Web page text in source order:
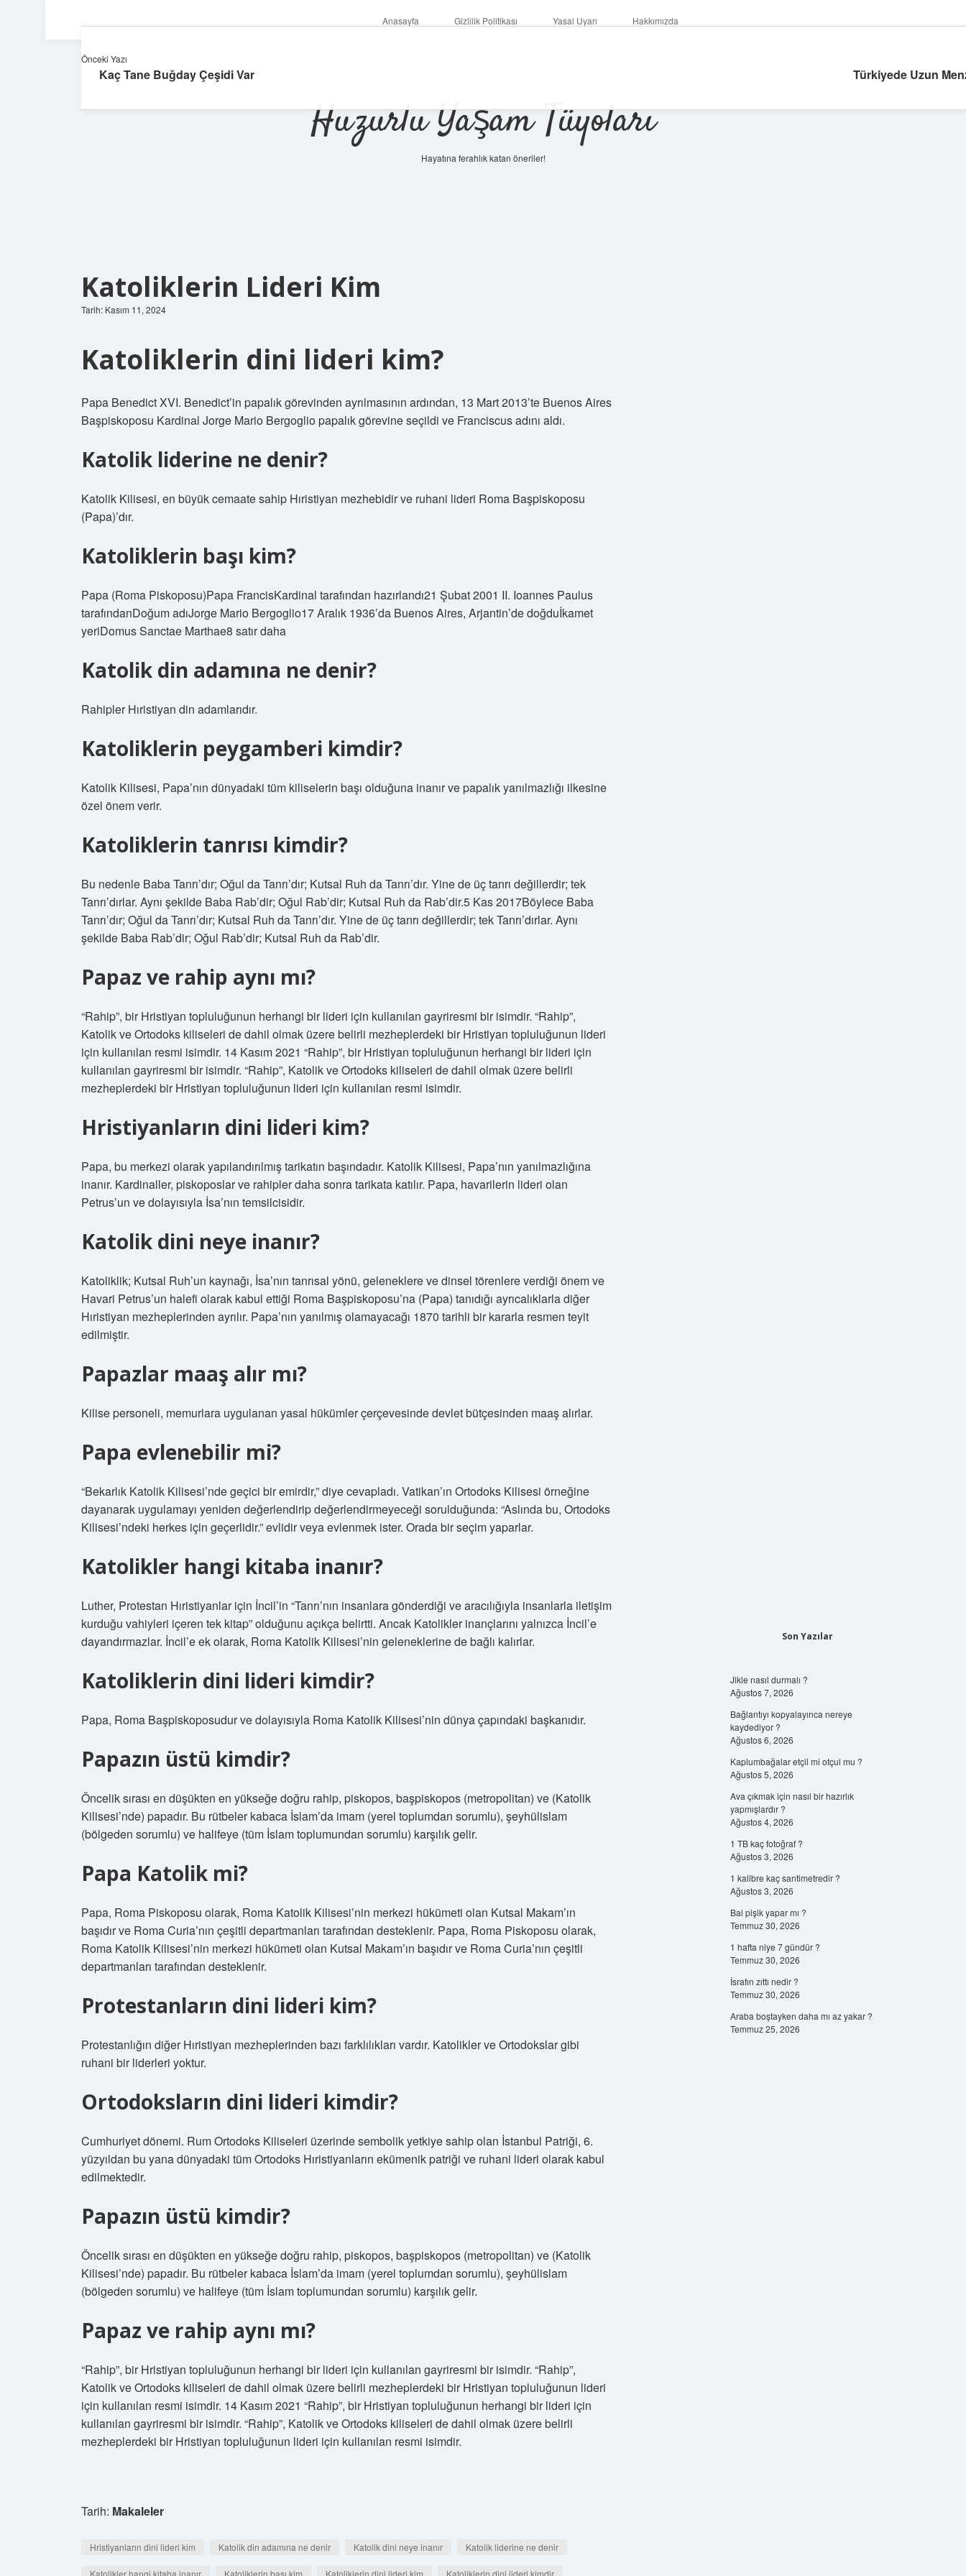
Anasayfa Gizlilik Politikası Yasal Uyarı Hakkımızda
Huzurlu Yaşam Tüyoları
Hayatına ferahlık katan öneriler!
Katoliklerin Lideri Kim
Tarih: Kasım 11, 2024
Katoliklerin dini lideri kim?
Papa Benedict XVI. Benedict’in papalık görevinden ayrılmasının ardından, 13 Mart 2013’te Buenos Aires
Başpiskoposu Kardinal Jorge Mario Bergoglio papalık görevine seçildi ve Franciscus adını aldı.
Katolik liderine ne denir?
Katolik Kilisesi, en büyük cemaate sahip Hıristiyan mezhebidir ve ruhani lideri Roma Başpiskoposu
(Papa)’dır.
Katoliklerin başı kim?
Papa (Roma Piskoposu)Papa FrancisKardinal tarafından hazırlandı21 Şubat 2001 II. Ioannes Paulus
tarafındanDoğum adıJorge Mario Bergoglio17 Aralık 1936’da Buenos Aires, Arjantin’de doğduİkamet
yeriDomus Sanctae Marthae8 satır daha
Katolik din adamına ne denir?
Rahipler Hıristiyan din adamlarıdır.
Katoliklerin peygamberi kimdir?
Katolik Kilisesi, Papa’nın dünyadaki tüm kiliselerin başı olduğuna inanır ve papalık yanılmazlığı ilkesine
özel önem verir.
Katoliklerin tanrısı kimdir?
Bu nedenle Baba Tanrı’dır; Oğul da Tanrı’dır; Kutsal Ruh da Tanrı’dır. Yine de üç tanrı değillerdir; tek
Tanrı’dırlar. Aynı şekilde Baba Rab’dir; Oğul Rab’dir; Kutsal Ruh da Rab’dir.5 Kas 2017Böylece Baba
Tanrı’dır; Oğul da Tanrı’dır; Kutsal Ruh da Tanrı’dır. Yine de üç tanrı değillerdir; tek Tanrı’dırlar. Aynı
şekilde Baba Rab’dir; Oğul Rab’dir; Kutsal Ruh da Rab’dir.
Papaz ve rahip aynı mı?
“Rahip”, bir Hristiyan topluluğunun herhangi bir lideri için kullanılan gayriresmi bir isimdir. “Rahip”,
Katolik ve Ortodoks kiliseleri de dahil olmak üzere belirli mezheplerdeki bir Hristiyan topluluğunun lideri
için kullanılan resmi isimdir. 14 Kasım 2021 “Rahip”, bir Hristiyan topluluğunun herhangi bir lideri için
kullanılan gayriresmi bir isimdir. “Rahip”, Katolik ve Ortodoks kiliseleri de dahil olmak üzere belirli
mezheplerdeki bir Hristiyan topluluğunun lideri için kullanılan resmi isimdir.
Hristiyanların dini lideri kim?
Papa, bu merkezi olarak yapılandırılmış tarikatın başındadır. Katolik Kilisesi, Papa’nın yanılmazlığına
inanır. Kardinaller, piskoposlar ve rahipler daha sonra tarikata katılır. Papa, havarilerin lideri olan
Petrus’un ve dolayısıyla İsa’nın temsilcisidir.
Katolik dini neye inanır?
Katoliklik; Kutsal Ruh’un kaynağı, İsa’nın tanrısal yönü, geleneklere ve dinsel törenlere verdiği önem ve
Havari Petrus’un halefi olarak kabul ettiği Roma Başpiskoposu’na (Papa) tanıdığı ayrıcalıklarla diğer
Hıristiyan mezheplerinden ayrılır. Papa’nın yanılmış olamayacağı 1870 tarihli bir kararla resmen teyit
edilmiştir.
Papazlar maaş alır mı?
Kilise personeli, memurlara uygulanan yasal hükümler çerçevesinde devlet bütçesinden maaş alırlar.
Papa evlenebilir mi?
“Bekarlık Katolik Kilisesi’nde geçici bir emirdir,” diye cevapladı. Vatikan’ın Ortodoks Kilisesi örneğine
dayanarak uygulamayı yeniden değerlendirip değerlendirmeyeceği sorulduğunda: “Aslında bu, Ortodoks
Kilisesi’ndeki herkes için geçerlidir.” evlidir veya evlenmek ister. Orada bir seçim yaparlar.
Katolikler hangi kitaba inanır?
Luther, Protestan Hıristiyanlar için İncil’in “Tanrı’nın insanlara gönderdiği ve aracılığıyla insanlarla iletişim
kurduğu vahiyleri içeren tek kitap” olduğunu açıkça belirtti. Ancak Katolikler inançlarını yalnızca İncil’e
dayandırmazlar. İncil’e ek olarak, Roma Katolik Kilisesi’nin geleneklerine de bağlı kalırlar.
Katoliklerin dini lideri kimdir?
Papa, Roma Başpiskoposudur ve dolayısıyla Roma Katolik Kilisesi’nin dünya çapındaki başkanıdır.
Papazın üstü kimdir?
Öncelik sırası en düşükten en yükseğe doğru rahip, piskopos, başpiskopos (metropolitan) ve (Katolik
Kilisesi’nde) papadır. Bu rütbeler kabaca İslam’da imam (yerel toplumdan sorumlu), şeyhülislam
(bölgeden sorumlu) ve halifeye (tüm İslam toplumundan sorumlu) karşılık gelir.
Papa Katolik mi?
Papa, Roma Piskoposu olarak, Roma Katolik Kilisesi’nin merkezi hükümeti olan Kutsal Makam’ın
başıdır ve Roma Curia’nın çeşitli departmanları tarafından desteklenir. Papa, Roma Piskoposu olarak,
Roma Katolik Kilisesi’nin merkezi hükümeti olan Kutsal Makam’ın başıdır ve Roma Curia’nın çeşitli
departmanları tarafından desteklenir.
Protestanların dini lideri kim?
Protestanlığın diğer Hıristiyan mezheplerinden bazı farklılıkları vardır. Katolikler ve Ortodokslar gibi
ruhani bir liderleri yoktur.
Ortodoksların dini lideri kimdir?
Cumhuriyet dönemi. Rum Ortodoks Kiliseleri üzerinde sembolik yetkiye sahip olan İstanbul Patriği, 6.
yüzyıldan bu yana dünyadaki tüm Ortodoks Hıristiyanların ekümenik patriği ve ruhani lideri olarak kabul
edilmektedir.
Papazın üstü kimdir?
Öncelik sırası en düşükten en yükseğe doğru rahip, piskopos, başpiskopos (metropolitan) ve (Katolik
Kilisesi’nde) papadır. Bu rütbeler kabaca İslam’da imam (yerel toplumdan sorumlu), şeyhülislam
(bölgeden sorumlu) ve halifeye (tüm İslam toplumundan sorumlu) karşılık gelir.
Papaz ve rahip aynı mı?
“Rahip”, bir Hristiyan topluluğunun herhangi bir lideri için kullanılan gayriresmi bir isimdir. “Rahip”,
Katolik ve Ortodoks kiliseleri de dahil olmak üzere belirli mezheplerdeki bir Hristiyan topluluğunun lideri
için kullanılan resmi isimdir. 14 Kasım 2021 “Rahip”, bir Hristiyan topluluğunun herhangi bir lideri için
kullanılan gayriresmi bir isimdir. “Rahip”, Katolik ve Ortodoks kiliseleri de dahil olmak üzere belirli
mezheplerdeki bir Hristiyan topluluğunun lideri için kullanılan resmi isimdir.
Tarih: Makaleler
Hristiyanların dini lideri kim Katolik din adamına ne denir Katolik dini neye inanır Katolik liderine ne denir
Katolikler hangi kitaba inanır Katoliklerin başı kim Katoliklerin dini lideri kim Katoliklerin dini lideri kimdir
Önceki Yazı
Kaç Tane Buğday Çeşidi Var Türkiyede Uzun
Son Yazılar
Jikle nasıl durmalı ?
Ağustos 7, 2026
Bağlantıyı kopyalayınca nereye
kaydediyor ?
Ağustos 6, 2026
Kaplumbağalar etçil mi otçul mu ?
Ağustos 5, 2026
Ava çıkmak için nasıl bir hazırlık
yapmışlardır ?
Ağustos 4, 2026
1 TB kaç fotoğraf ?
Ağustos 3, 2026
1 kalibre kaç santimetredir ?
Ağustos 3, 2026
Bal pişik yapar mı ?
Temmuz 30, 2026
1 hafta niye 7 gündür ?
Temmuz 30, 2026
İsrafın zıttı nedir ?
Temmuz 30, 2026
Araba boştayken daha mı az yakar ?
Temmuz 25, 2026